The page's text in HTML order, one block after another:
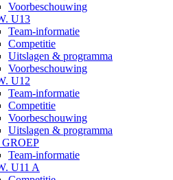
Voorbeschouwing
U13
Team-informatie
Competitie
Uitslagen & programma
Voorbeschouwing
U12
Team-informatie
Competitie
Voorbeschouwing
Uitslagen & programma
GROEP
Team-informatie
U11 A